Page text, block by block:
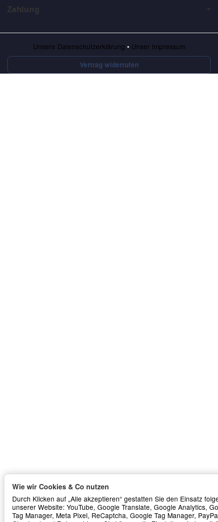
Zahlung
Unsere Datenschutzerklärung • Unser Impressum
Vertrag widerrufen
Wie wir Cookies & Co nutzen
Durch Klicken auf „Alle akzeptieren“ gestatten Sie den Einsatz
unserer Website: YouTube, Google Translate, Google Analytics,
Tag Manager, Meta Pixel, ReCaptcha, Google Tag Manager,